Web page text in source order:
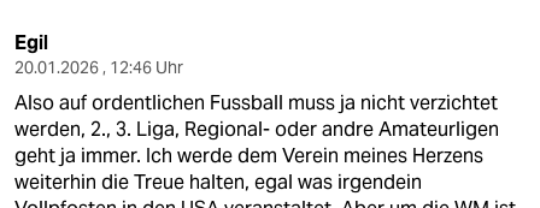
Egil
20.01.2026 , 12:46 Uhr
Also auf ordentlichen Fussball muss ja nicht verzichtet
werden, 2., 3. Liga, Regional- oder andre Amateurligen
geht ja immer. Ich werde dem Verein meines Herzens
weiterhin die Treue halten, egal was irgendein